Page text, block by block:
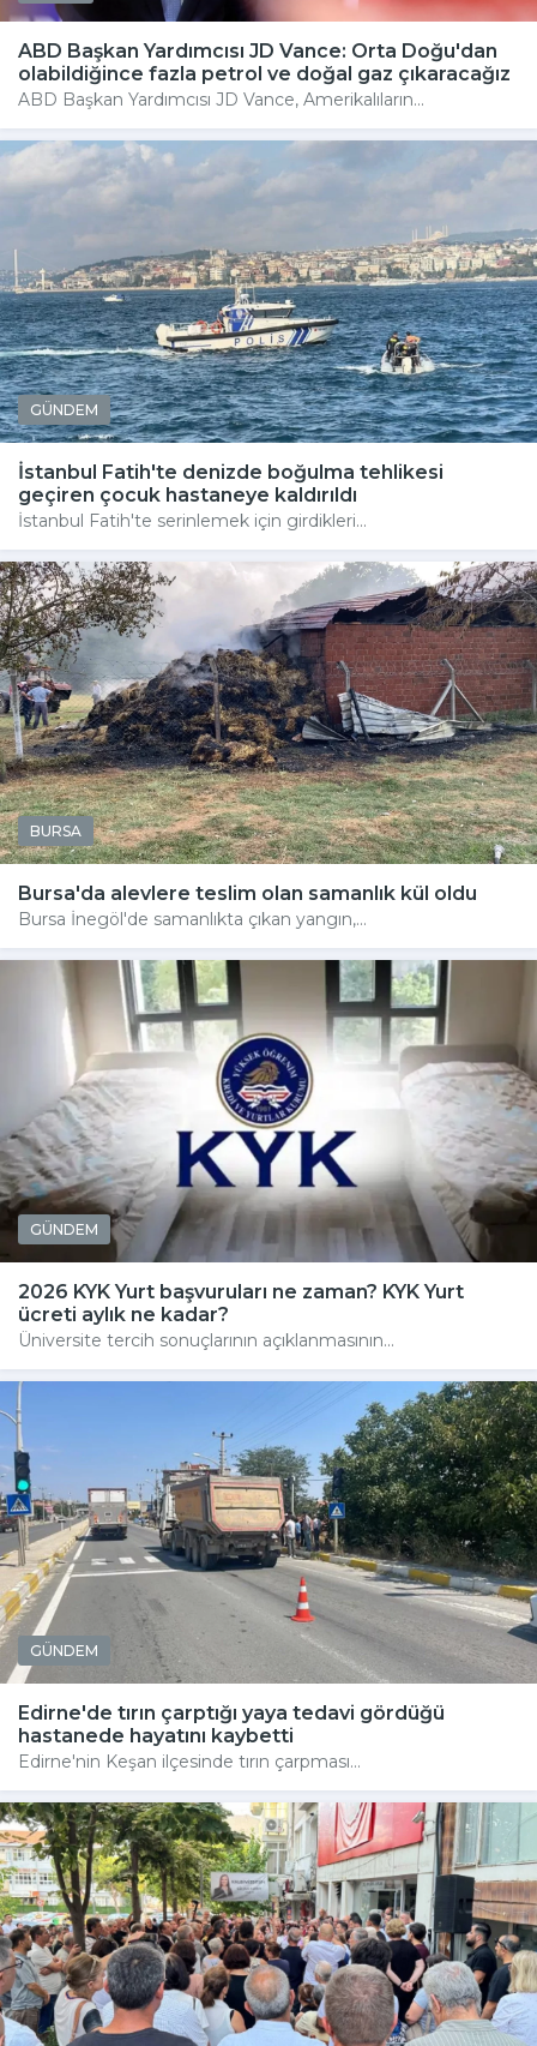
ABD Başkan Yardımcısı JD Vance: Orta Doğu'dan
olabildiğince fazla petrol ve doğal gaz çıkaracağız
ABD Başkan Yardımcısı JD Vance, Amerikalıların...
GÜNDEM
İstanbul Fatih'te denizde boğulma tehlikesi
geçiren çocuk hastaneye kaldırıldı
İstanbul Fatih'te serinlemek için girdikleri...
BURSA
Bursa'da alevlere teslim olan samanlık kül oldu
Bursa İnegöl'de samanlıkta çıkan yangın,...
GÜNDEM
2026 KYK Yurt başvuruları ne zaman? KYK Yurt
ücreti aylık ne kadar?
Üniversite tercih sonuçlarının açıklanmasının...
GÜNDEM
Edirne'de tırın çarptığı yaya tedavi gördüğü
hastanede hayatını kaybetti
Edirne'nin Keşan ilçesinde tırın çarpması...